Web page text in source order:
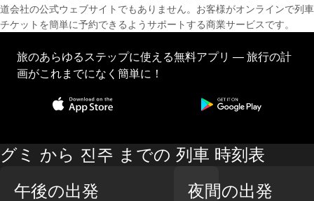
道会社の公式ウェブサイトでもありません。お客様がオンラインで列車
チケットを簡単に予約できるようサポートする商業サービスです。
旅のあらゆるステップに使える無料アプリ — 旅行の計
画がこれまでになく簡単に！
グミ から 진주 までの 列車 時刻表
午後の出発
夜間の出発